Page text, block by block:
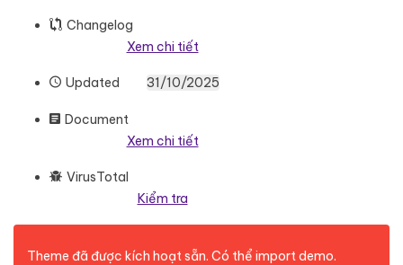
Changelog
Xem chi tiết
Updated 31/10/2025
Document
Xem chi tiết
VirusTotal
Kiểm tra
Theme đã được kích hoạt sẵn. Có thể import demo.